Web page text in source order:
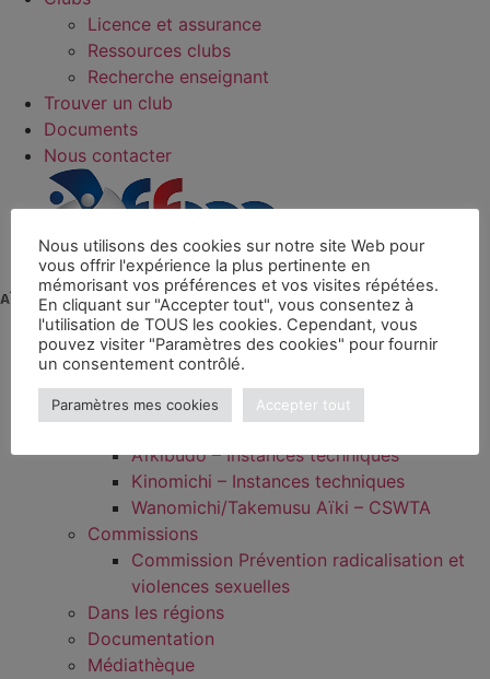
Licence et assurance
Ressources clubs
Recherche enseignant
Trouver un club
Documents
Nous contacter
La fédération
Actualités
Qui sommes-nous ?
Instances techniques
Aïkido – CTN – CHG
Aïkibudo – Instances techniques
Kinomichi – Instances techniques
Wanomichi/Takemusu Aïki – CSWTA
Commissions
Commission Prévention radicalisation et
violences sexuelles
Dans les régions
Documentation
Médiathèque
Nous utilisons des cookies sur notre site Web pour
vous offrir l'expérience la plus pertinente en
mémorisant vos préférences et vos visites répétées.
En cliquant sur "Accepter tout", vous consentez à
l'utilisation de TOUS les cookies. Cependant, vous
pouvez visiter "Paramètres des cookies" pour fournir
un consentement contrôlé.
Paramètres mes cookies Accepter tout